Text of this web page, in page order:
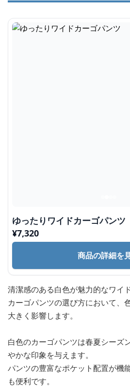
ゆったりワイドカーゴパンツ
¥7,320
商品の詳細を
清潔感のある白色が魅力的なワイ
カーゴパンツの選び方において、
大きく影響します。
白色のカーゴパンツは春夏シーズ
やかな印象を与えます。
パンツの豊富なポケット配置が機
も便利です。